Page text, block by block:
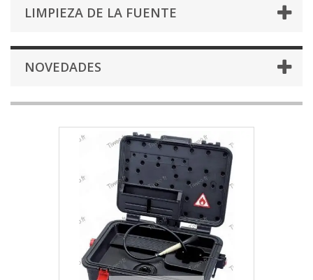
LIMPIEZA DE LA FUENTE
NOVEDADES